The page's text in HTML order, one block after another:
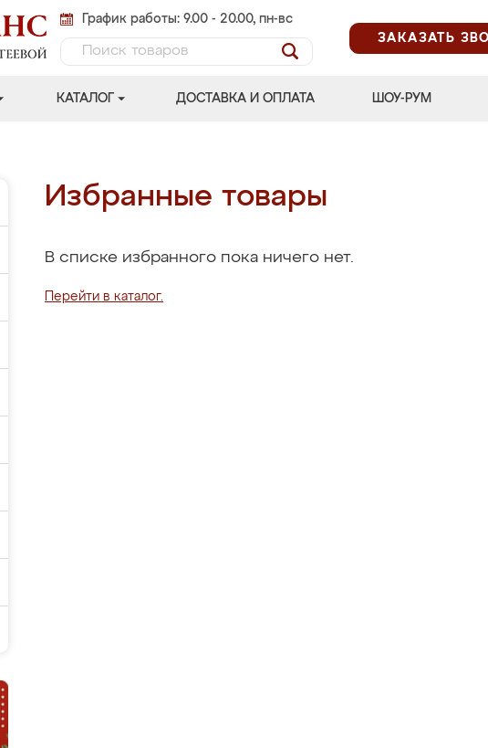
График работы: 9.00 - 20.00, пн-вс
ЗАКАЗАТЬ
КАТАЛОГ ДОСТАВКА И ОПЛАТА ШОУ-РУМ
Избранные товары
В списке избранного пока ничего нет.
Перейти в каталог.